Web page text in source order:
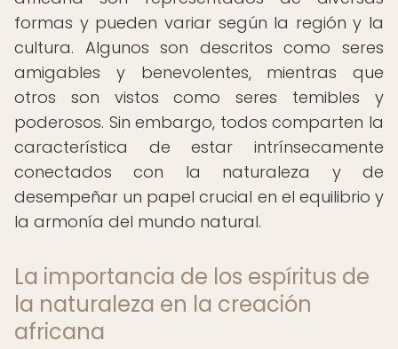
formas y pueden variar según la región y la
cultura. Algunos son descritos como seres
amigables y benevolentes, mientras que
otros son vistos como seres temibles y
poderosos. Sin embargo, todos comparten la
característica de estar intrínsecamente
conectados con la naturaleza y de
desempeñar un papel crucial en el equilibrio y
la armonía del mundo natural.
La importancia de los espíritus de
la naturaleza en la creación
africana